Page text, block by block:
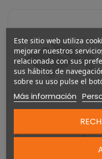
(Evolution Fuselage)
Este sitio web utiliza
mejorar nuestros
relacionada con sus
sus hábitos de
sobre su uso pulse el
Más información